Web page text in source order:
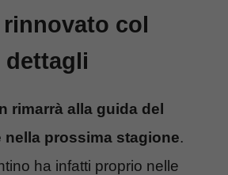
rinnovato col
dettagli
rimarrà alla guida del
nella prossima stagione.
ha infatti proprio nelle